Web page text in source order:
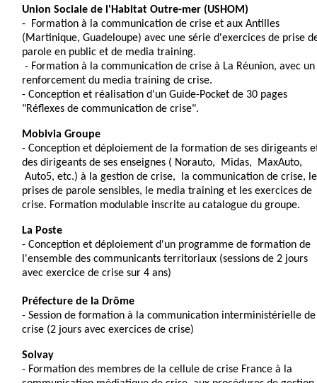
Union Sociale de l'Habitat Outre-mer (USHOM)
- Formation à la communication de crise et aux Antilles
(Martinique, Guadeloupe) avec une série d'exercices de prise
parole en public et de media training.
- Formation à la communication de crise à La Réunion, avec un
renforcement du media training de crise.
- Conception et réalisation d'un Guide-Pocket de 30 pages
"Réflexes de communication de crise".
Mobivia Groupe
- Conception et déploiement de la formation de ses dirigeants
des dirigeants de ses enseignes ( Norauto, Midas,
MaxAuto,
Auto5, etc.) à la gestion de crise, la communication de crise,
prises de parole sensibles, le media training et les exercices de
crise. Formation modulable inscrite au catalogue du groupe.
La Poste
- Conception et déploiement d'un programme de formation de
l'ensemble des communicants territoriaux (sessions de 2 jours
avec exercice de crise sur 4 ans)
Préfecture de la Drôme
- Session de formation à la communication interministérielle de
crise (2 jours avec exercices de crise)
Solvay
- Formation des membres de la cellule de crise France à la